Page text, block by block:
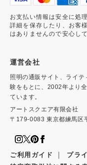
お支払い情報は安全に処
詳細を保存したり、お客
はありませんので安心し
運営会社
照明の通販サイト、ライ
験をもとに、2002年より
ています。
アートスクエア有限会社
〒179-0083 東京都練馬区
ご利用ガイド ｜ プラ